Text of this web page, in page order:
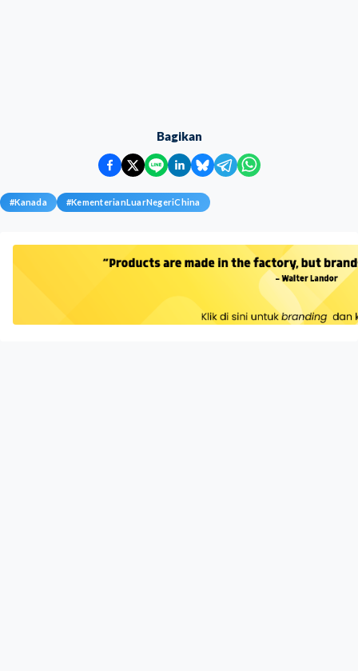
Bagikan
#Kanada #KementerianLuarNegeriChina